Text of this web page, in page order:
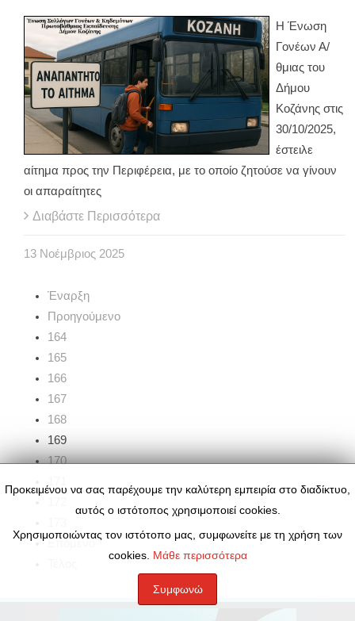
Η Ένωση
Γονέων Α/
θμιας του
Δήμου
Κοζάνης στις
30/10/2025,
έστειλε
αίτημα προς την Περιφέρεια, με το οποίο ζητούσε να γίνουν
οι απαραίτητες
Διαβάστε Περισσότερα
13 Νοέμβριος 2025
Έναρξη
Προηγούμενο
164
165
166
167
168
169
170
Προκειμένου να σας παρέχουμε την καλύτερη εμπειρία στο διαδίκτυο,
αυτός ο ιστότοπος χρησιμοποιεί cookies.
Χρησιμοποιώντας τον ιστότοπο μας, συμφωνείτε με τη χρήση των
cookies. Μάθε περισσότερα
Συμφωνώ